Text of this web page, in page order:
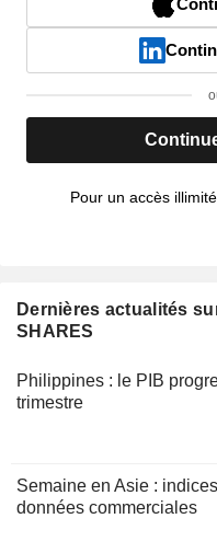
Pour un accès illimité,
Dernières actualités
SHARES
Philippines : le PIB
trimestre
Semaine en Asie :
données commerciales